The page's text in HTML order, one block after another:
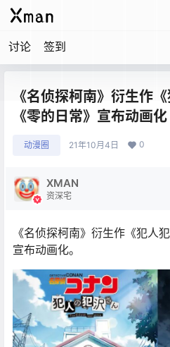
讨论 签到
《名侦探柯南》衍生作
《零的日常》宣布动画化
动漫圈 21年10月4日 0
XMAN
资深宅
《名侦探柯南》衍生作《犯人
宣布动画化。